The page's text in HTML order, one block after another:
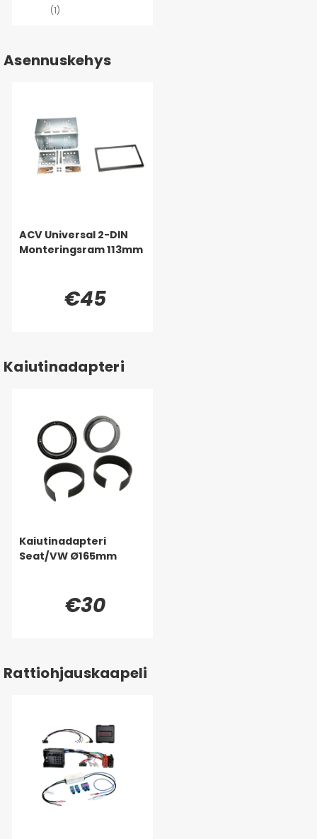
(1)
Asennuskehys
ACV Universal 2-DIN
Monteringsram 113mm
€45
Kaiutinadapteri
Kaiutinadapteri
Seat/VW Ø165mm
€30
Rattiohjauskaapeli